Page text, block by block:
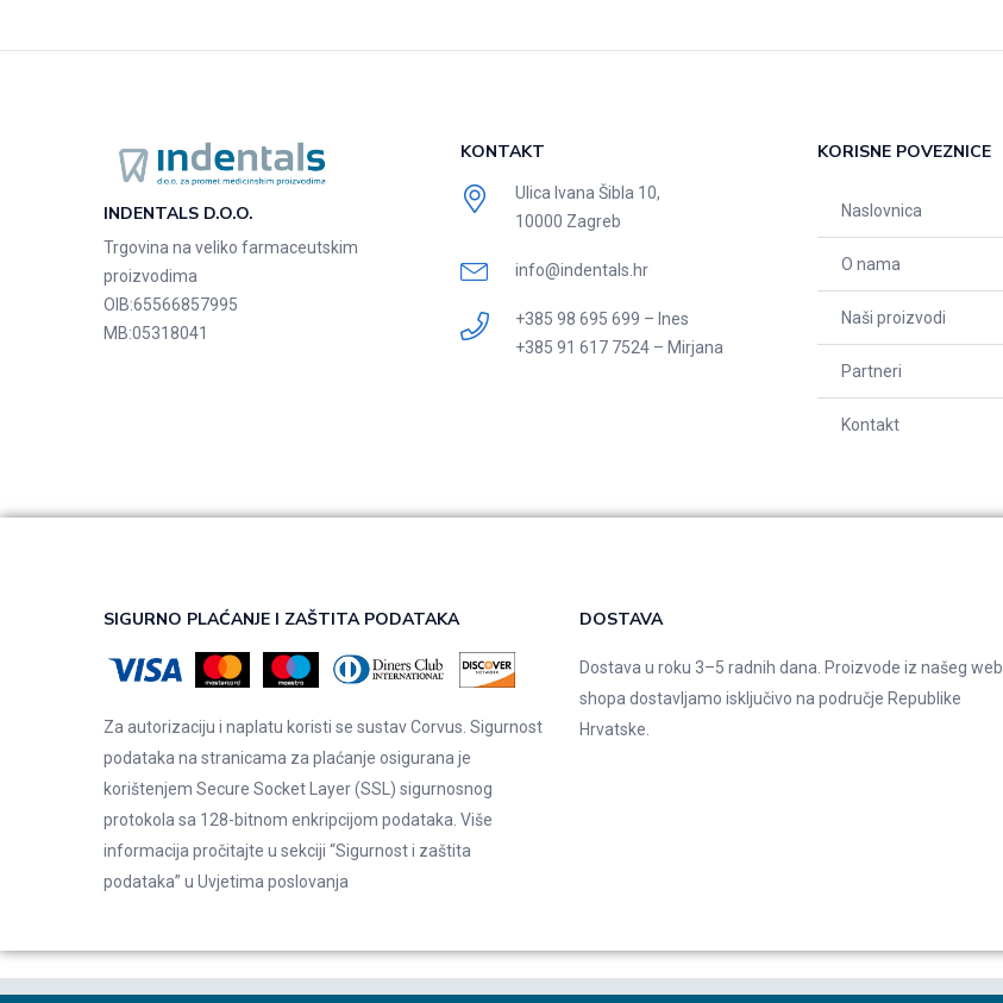
INDENTALS D.O.O.
Trgovina na veliko farmaceutskim
proizvodima
OIB:65566857995
MB:05318041
KONTAKT
Ulica Ivana Šibla 10,
10000 Zagreb
info@indentals.hr
+385 98 695 699 – Ines
+385 91 617 7524 – Mirjana
KORISNE POVEZNICE
Naslovnica
O nama
Naši proizvodi
Partneri
Kontakt
SIGURNO PLAĆANJE I ZAŠTITA PODATAKA
Za autorizaciju i naplatu koristi se sustav Corvus. Sigurnost
podataka na stranicama za plaćanje osigurana je
korištenjem Secure Socket Layer (SSL) sigurnosnog
protokola sa 128-bitnom enkripcijom podataka. Više
informacija pročitajte u sekciji “Sigurnost i zaštita
podataka” u Uvjetima poslovanja
DOSTAVA
Dostava u roku 3–5 radnih dana. Proizvode iz našeg web
shopa dostavljamo isključivo na područje Republike
Hrvatske.